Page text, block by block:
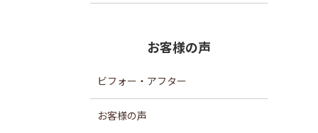
お客様の声
ビフォー・アフター
お客様の声